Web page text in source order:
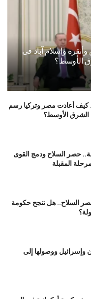
وإسلام آباد فى
الأوسط؟
كيف أعادت مصر وتركيا رسم
الشرق الأوسط؟
حصر السلاح ودمج القوى
المقبلة
السلاح.. هل تنجح حكومة
وإسرائيل ووصولها إلى